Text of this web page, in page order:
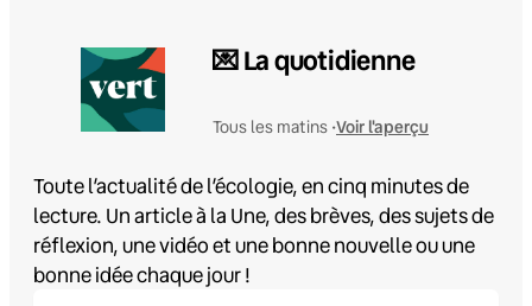
💌 La quotidienne
Tous les matins •Voir l'aperçu
Toute l’actualité de l’écologie, en cinq minutes de
lecture. Un article à la Une, des brèves, des sujets de
réflexion, une vidéo et une bonne nouvelle ou une
bonne idée chaque jour !